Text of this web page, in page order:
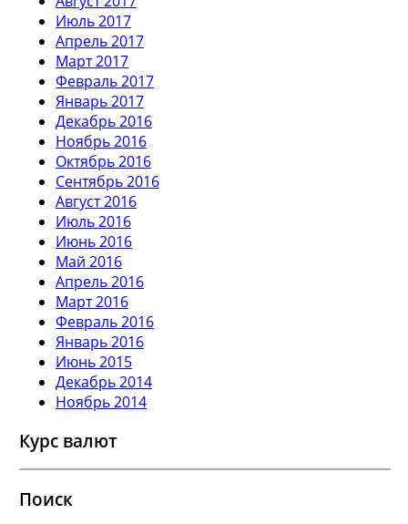
Июль 2017
Апрель 2017
Март 2017
Февраль 2017
Январь 2017
Декабрь 2016
Ноябрь 2016
Октябрь 2016
Сентябрь 2016
Август 2016
Июль 2016
Июнь 2016
Май 2016
Апрель 2016
Март 2016
Февраль 2016
Январь 2016
Июнь 2015
Декабрь 2014
Ноябрь 2014
Курс валют
Поиск